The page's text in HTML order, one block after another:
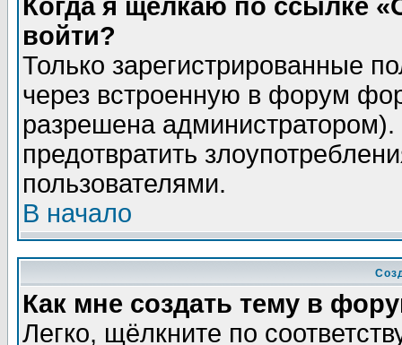
Когда я щёлкаю по ссылке
войти?
Только зарегистрированные
через встроенную в форум
разрешена
предотвратить
пользователями.
В начало
Как мне создать тему в
Легко, щёлкните по